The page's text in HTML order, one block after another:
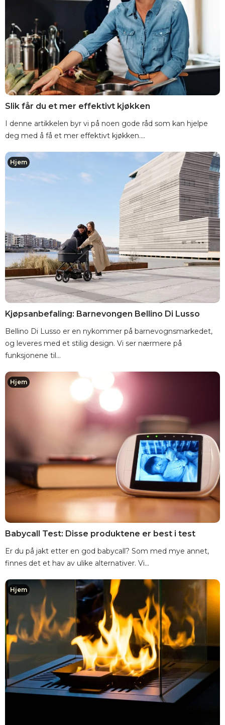
Slik får du et mer effektivt kjøkken
I denne artikkelen byr vi på noen gode råd som kan hjelpe
deg med å få et mer effektivt kjøkken....
Kjøpsanbefaling: Barnevongen Bellino Di Lusso
Bellino Di Lusso er en nykommer på barnevognsmarkedet,
og leveres med et stilig design. Vi ser nærmere på
funksjonene til...
Hjem
Babycall Test: Disse produktene er best i test
Er du på jakt etter en god babycall? Som med mye annet,
finnes det et hav av ulike alternativer. Vi...
Hjem
Hjem